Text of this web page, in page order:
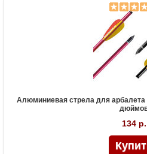
Алюминиевая стрела для арбалета
134 р.